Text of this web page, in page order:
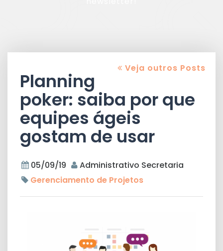
Veja outros Posts
Planning
poker: saiba por que
equipes ágeis
gostam de usar
05/09/19
Administrativo Secretaria
Gerenciamento de Projetos